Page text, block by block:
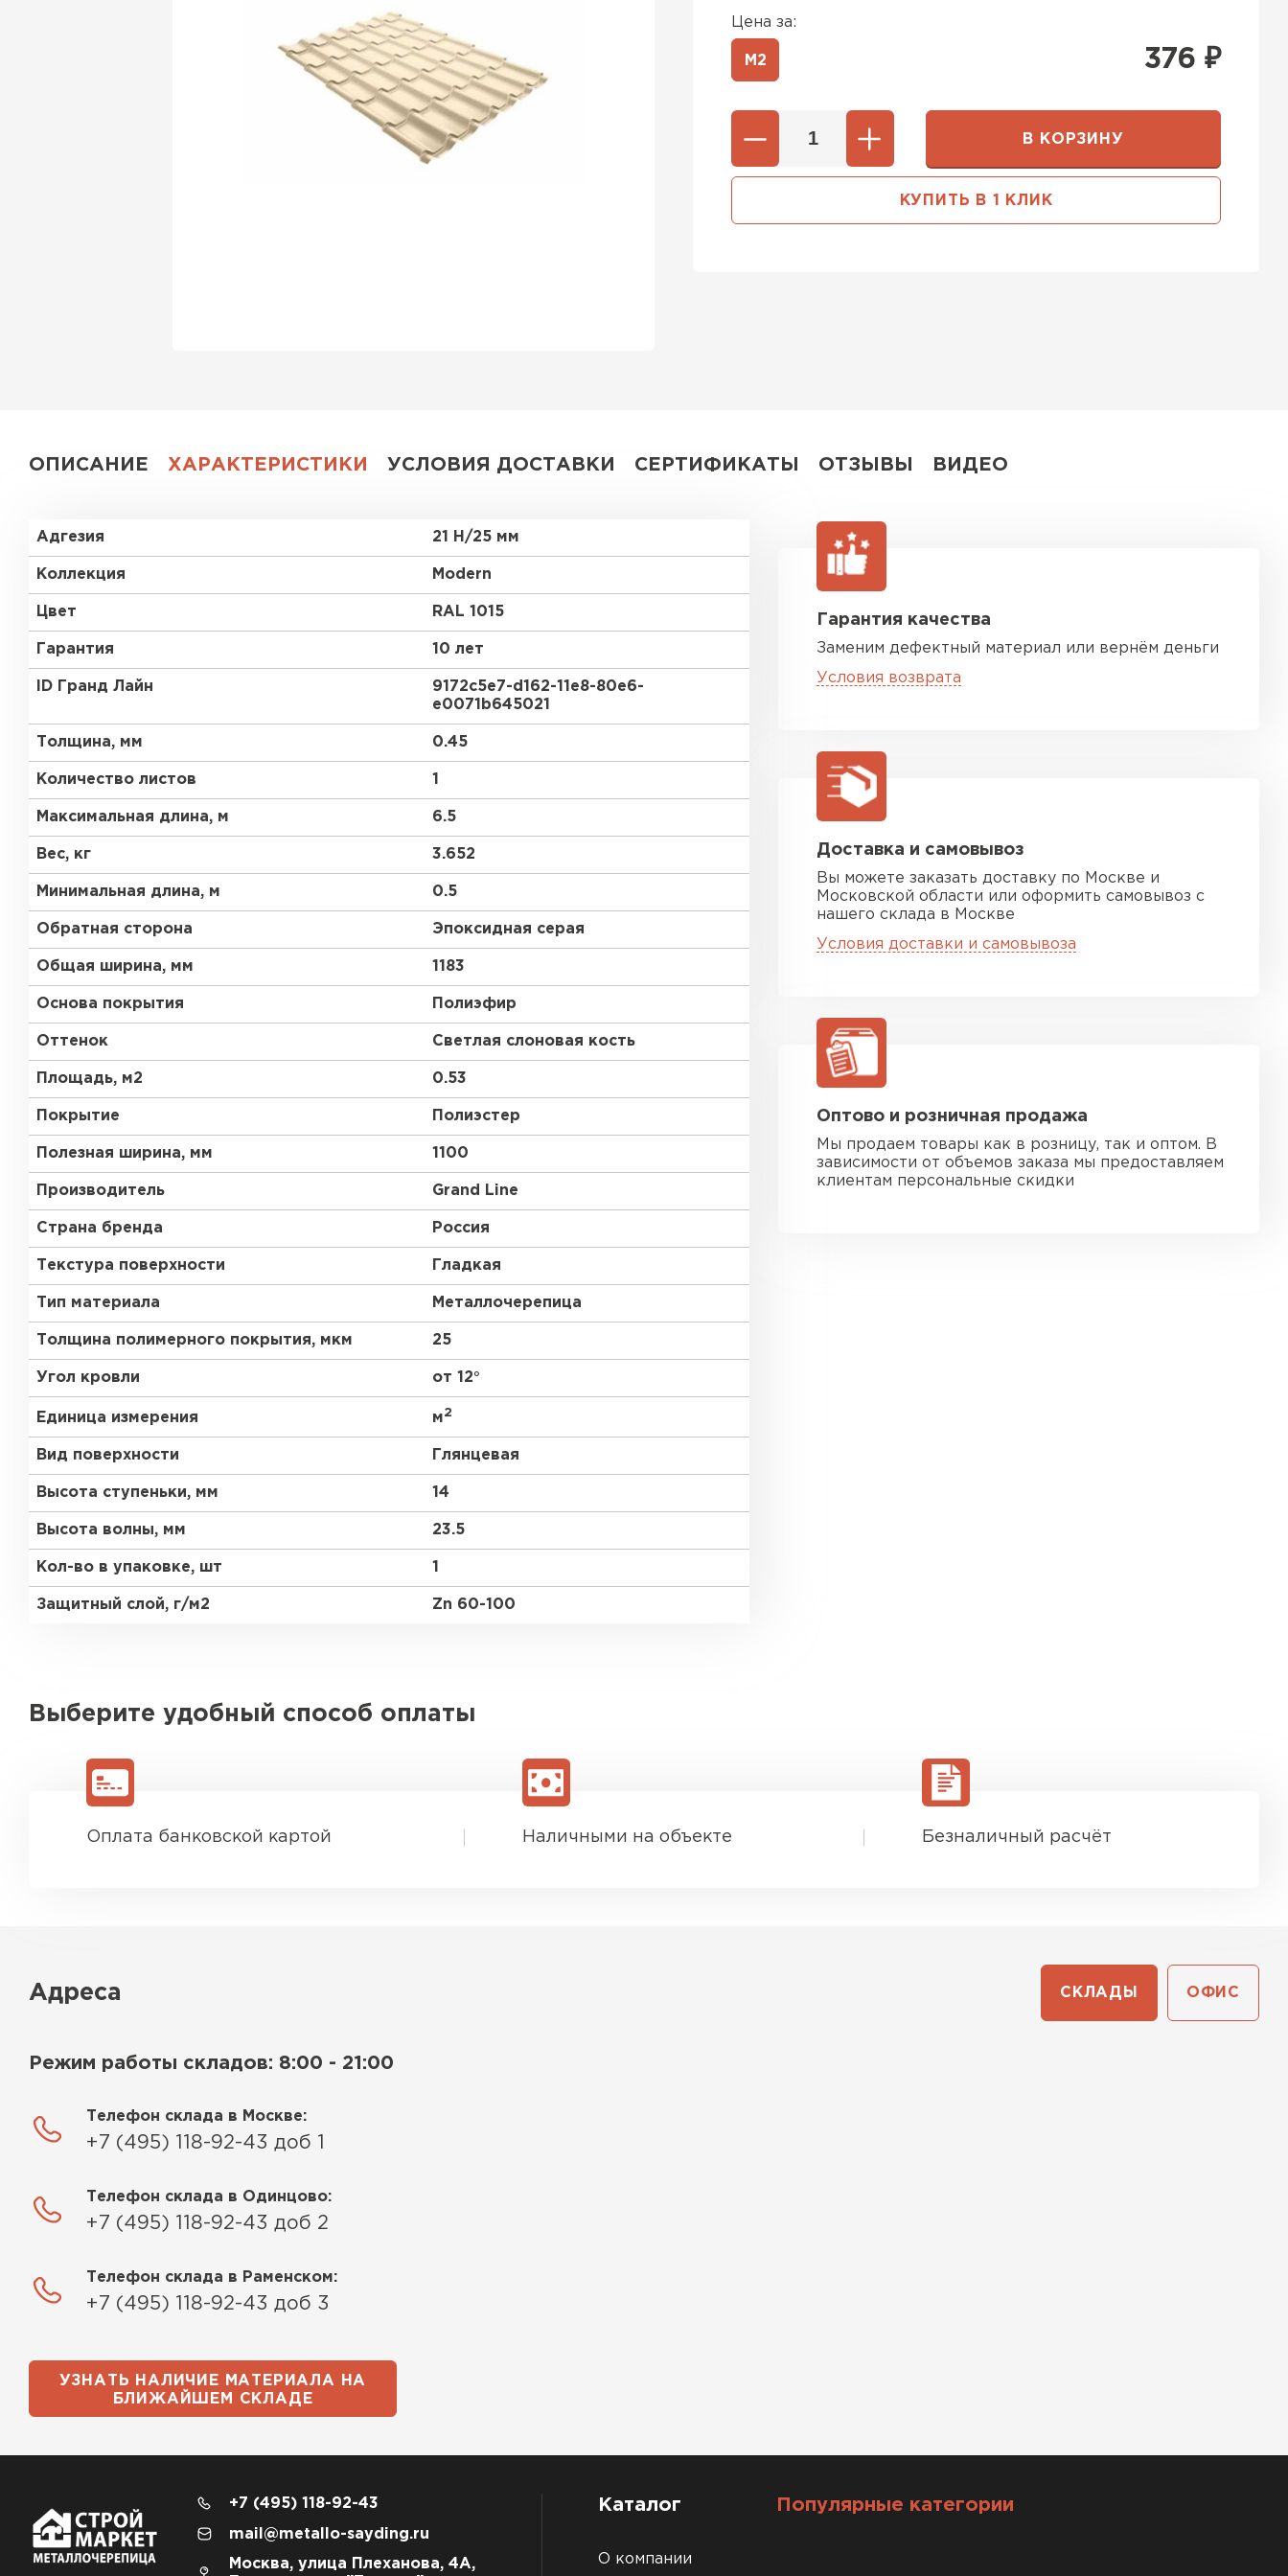
Цена за:
М2 376 ₽
В КОРЗИНУ
КУПИТЬ В 1 КЛИК
ОПИСАНИЕ ХАРАКТЕРИСТИКИ УСЛОВИЯ ДОСТАВКИ СЕРТИФИКАТЫ ОТЗЫВЫ ВИДЕО
Адгезия 21 Н/25 мм
Коллекция Modern
Цвет RAL 1015
Гарантия 10 лет
ID Гранд Лайн
9172c5e7-d162-11e8-80e6-
e0071b645021
Толщина, мм 0.45
Количество листов 1
Максимальная длина, м 6.5
Вес, кг 3.652
Минимальная длина, м 0.5
Обратная сторона Эпоксидная серая
Общая ширина, мм 1183
Основа покрытия Полиэфир
Оттенок Светлая слоновая кость
Площадь, м2 0.53
Покрытие Полиэстер
Полезная ширина, мм 1100
Производитель Grand Line
Страна бренда Россия
Текстура поверхности Гладкая
Тип материала Металлочерепица
Толщина полимерного покрытия, мкм 25
Угол кровли от 12°
Единица измерения м2
Вид поверхности Глянцевая
Высота ступеньки, мм 14
Высота волны, мм 23.5
Кол-во в упаковке, шт 1
Защитный слой, г/м2 Zn 60-100
Гарантия качества
Заменим дефектный материал или вернём деньги
Условия возврата
Доставка и самовывоз
Вы можете заказать доставку по Москве и
Московской области или оформить самовывоз с
нашего склада в Москве
Условия доставки и самовывоза
Оптово и розничная продажа
Мы продаем товары как в розницу, так и оптом. В
зависимости от объемов заказа мы предоставляем
клиентам персональные скидки
Выберите удобный способ оплаты
Оплата банковской картой Наличными на объекте Безналичный расчёт
Адреса СКЛАДЫ ОФИС
Режим работы складов: 8:00 - 21:00
Телефон склада в Москве:
+7 (495) 118-92-43 доб 1
Телефон склада в Одинцово:
+7 (495) 118-92-43 доб 2
Телефон склада в Раменском:
+7 (495) 118-92-43 доб 3
УЗНАТЬ НАЛИЧИЕ МАТЕРИАЛА НА
БЛИЖАЙШЕМ СКЛАДЕ
+7 (495) 118-92-43
mail@metallo-sayding.ru
Москва, улица Плеханова, 4А,
Каталог
О компании
Популярные категории